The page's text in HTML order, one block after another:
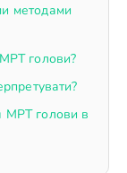
методами
голови?
МРТ голови в